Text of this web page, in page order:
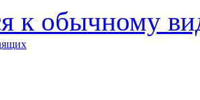
к обычному